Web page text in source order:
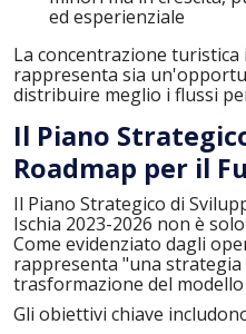
ed esperienziale
La concentrazione turistica
rappresenta sia
distribuire meglio i flussi
Il Piano
Roadmap per il
Il Piano Strategico di
Ischia 2023-2026 non è
Come evidenziato dagli
rappresenta "una strategia
trasformazione del
Gli obiettivi chiave